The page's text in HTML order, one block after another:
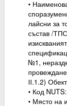
•
лайсни за
състав /
№1,
ІІ.1.2)
• Код
• Място на